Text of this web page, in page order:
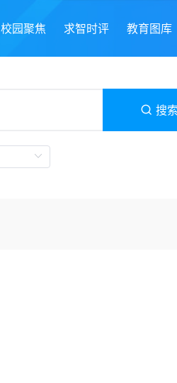
校园聚焦 求智时评 教育图库
搜索